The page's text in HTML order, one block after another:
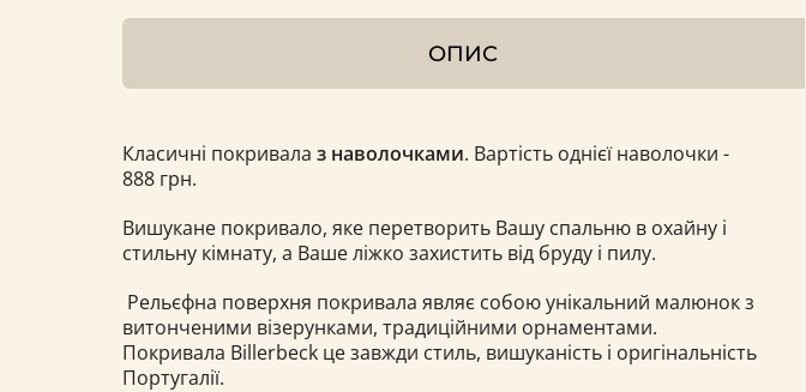
ОПИС
Класичні покривала з наволочками. Вартість однієї наволочки -
888 грн.
Вишукане покривало, яке перетворить Вашу спальню в охайну і
стильну кімнату, а Ваше ліжко захистить від бруду і пилу.
Рельєфна поверхня покривала являє собою унікальний малюнок з
витонченими візерунками, традиційними орнаментами.
Покривала Billerbeck це завжди стиль, вишуканість і оригінальність
Португалії.